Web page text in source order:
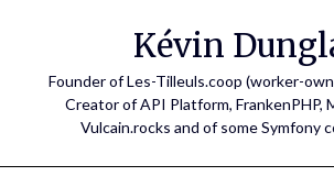
Kévin
Founder of Les-Tilleuls.coop (worker-
Creator of API Platform, FrankenPHP,
Vulcain.rocks and of some Symfony